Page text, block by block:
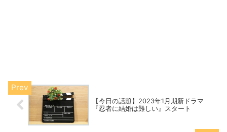
【今日の話題】2023年1月期新ドラマ
『忍者に結婚は難しい』スタート